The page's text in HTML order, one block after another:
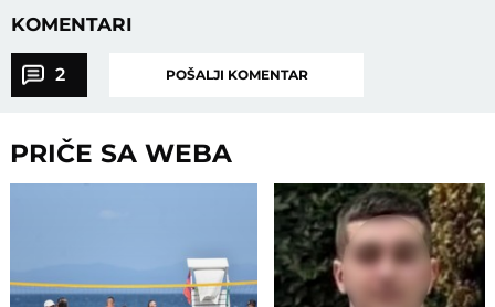
KOMENTARI
2 POŠALJI KOMENTAR
PRIČE SA WEBA